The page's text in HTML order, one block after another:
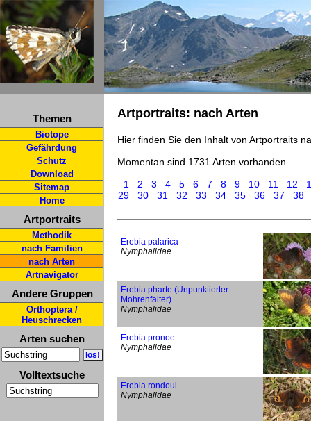
Themen
Biotope
Gefährdung
Schutz
Download
Sitemap
Home
Artportraits
Methodik
nach Familien
nach Arten
Artnavigator
Andere Gruppen
Orthoptera /
Heuschrecken
Arten suchen
Volltextsuche
Artportraits: nach Arten
Hier finden Sie den Inhalt von Artportraits
Momentan sind 1731 Arten vorhanden.
1
2 3 4 5 6 7 8 9 10 11 12
29
30 31 32 33 34 35 36 37 38
Erebia palarica
Nymphalidae
Erebia pharte (Unpunktierter
Mohrenfalter)
Nymphalidae
Erebia pronoe
Nymphalidae
Erebia rondoui
Nymphalidae